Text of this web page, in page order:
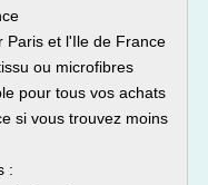
Paris et l'Ile de France
ou microfibres
pour tous vos achats
si vous trouvez moins
: